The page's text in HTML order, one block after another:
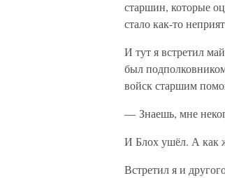
старшин, которые
стало как-то
И тут я встретил
был
войск старшим
— Знаешь, мне
И Блох ушёл. А как
Встретил я и